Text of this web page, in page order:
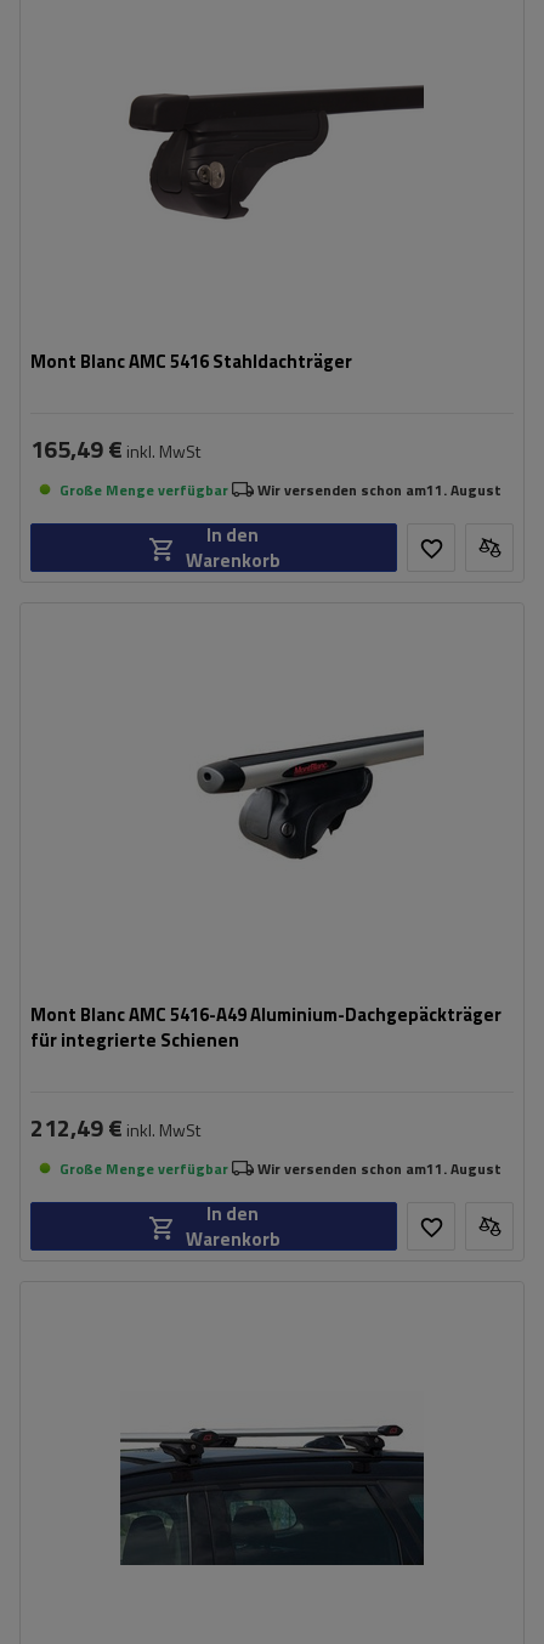
Mont Blanc AMC 5416 Stahldachträger
165,49 € inkl. MwSt
Große Menge verfügbar Wir versenden schon am11. August
In den
Warenkorb
Mont Blanc AMC 5416-A49 Aluminium-Dachgepäckträger
für integrierte Schienen
212,49 € inkl. MwSt
Große Menge verfügbar Wir versenden schon am11. August
In den
Warenkorb